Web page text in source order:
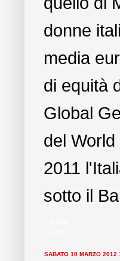
donne
media
di equità
Global
del
2011
sotto il
SABATO 10 MARZO 2012